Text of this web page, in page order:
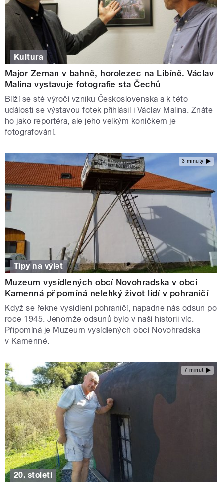
Kultura
Major Zeman v bahně, horolezec na Libíně. Václav
Malina vystavuje fotografie sta Čechů
Blíží se sté výročí vzniku Československa a k této
události se výstavou fotek přihlásil i Václav Malina. Znáte
ho jako reportéra, ale jeho velkým koníčkem je
fotografování.
3 minuty
Tipy na výlet
Muzeum vysídlených obcí Novohradska v obci
Kamenná připomíná nelehký život lidí v pohraničí
Když se řekne vysídlení pohraničí, napadne nás odsun po
roce 1945. Jenomže odsunů bylo v naší historii víc.
Připomíná je Muzeum vysídlených obcí Novohradska
v Kamenné.
7 minut
20. století